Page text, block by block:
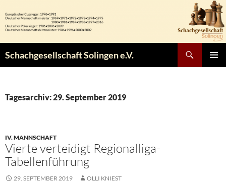
Inhalt
springen
Schachgesellschaft Solingen e.V.
Tagesarchiv: 29. September 2019
IV. MANNSCHAFT
Vierte verteidigt Regionalliga-
Tabellenführung
29. SEPTEMBER 2019 OLLI KNIEST